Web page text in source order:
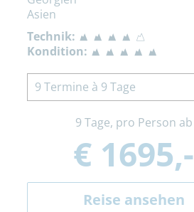
Asien
Technik:
Kondition:
9 Termine à 9 Tage
9 Tage, pro Person ab
€ 1695,-
Reise ansehen